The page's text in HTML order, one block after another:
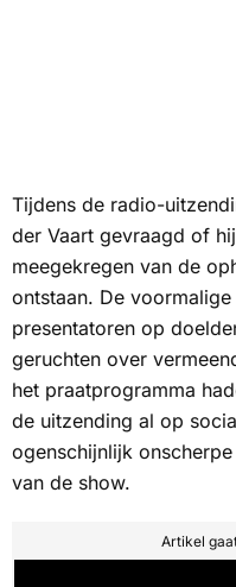
Tijdens de radio-
der Vaart gevraagd of
meegekregen van de
ontstaan. De
presentatoren op
geruchten over
het praatprogramma
de uitzending al op
ogenschijnlijk
van de show.
Artikel